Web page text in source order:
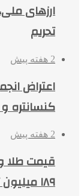
ارزهای
تحریم
2 هفته پیش
اعتراض
کنسانتره
2 هفته پیش
قیمت طلا
۱۸۹ میلیون تومان